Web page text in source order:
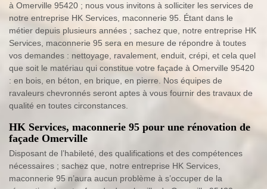
à Omerville 95420 ; nous vous invitons à solliciter les services de
notre entreprise HK Services, maconnerie 95. Étant dans le
métier depuis plusieurs années ; sachez que, notre entreprise HK
Services, maconnerie 95 sera en mesure de répondre à toutes
vos demandes : nettoyage, ravalement, enduit, crépi, et cela quel
que soit le matériau qui constitue votre façade à Omerville 95420
: en bois, en béton, en brique, en pierre. Nos équipes de
ravaleurs chevronnés seront aptes à vous fournir des travaux de
qualité en toutes circonstances.
HK Services, maconnerie 95 pour une rénovation de
façade Omerville
Disposant de l’habileté, des qualifications et des compétences
nécessaires ; sachez que, notre entreprise HK Services,
maconnerie 95 n’aura aucun problème à s’occuper de la